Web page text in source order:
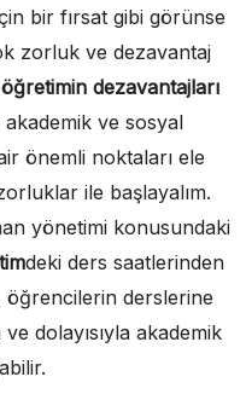
bir fırsat gibi görünse
zorluk ve dezavantaj
dezavantajları
ve sosyal
önemli noktaları ele
ile başlayalım.
yönetimi konusundaki
deki ders saatlerinden
öğrencilerin derslerine
dolayısıyla akademik